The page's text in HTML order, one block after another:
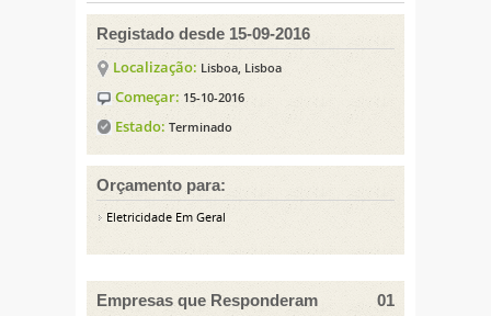
Registado desde 15-09-2016
Localização: Lisboa, Lisboa
Começar: 15-10-2016
Estado: Terminado
Orçamento para:
Eletricidade Em Geral
Empresas que Responderam 01